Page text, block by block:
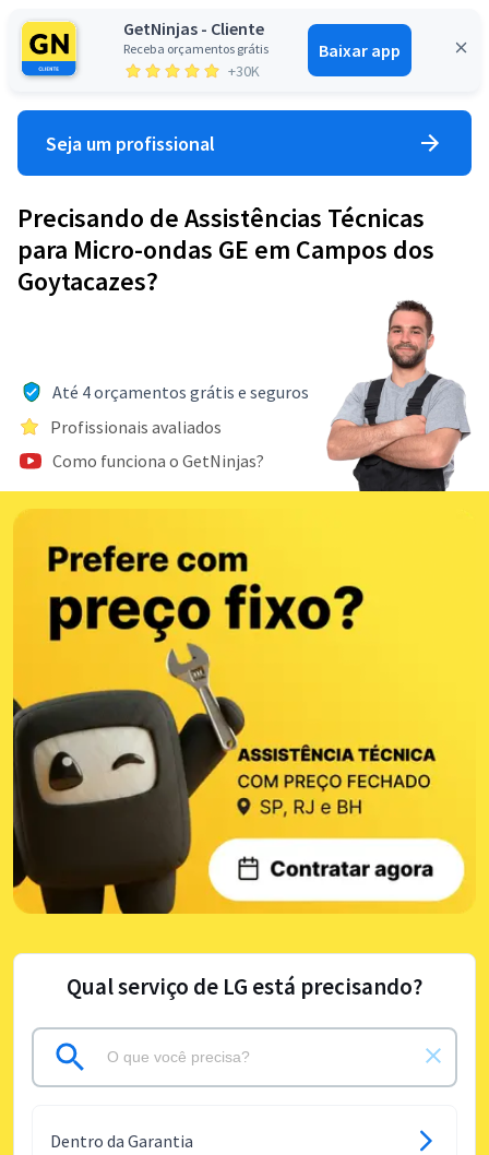
GetNinjas - Cliente
Receba orçamentos grátis
+30K
Baixar app
Entrar
Seja um profissional
Precisando de Assistências Técnicas
para Micro-ondas GE em Campos dos
Goytacazes?
Até 4 orçamentos grátis e seguros
Profissionais avaliados
Como funciona o GetNinjas?
Qual serviço de LG está precisando?
Dentro da Garantia